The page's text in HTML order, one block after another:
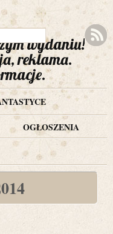
wydaniu!
reklama.
OGŁOSZENIA